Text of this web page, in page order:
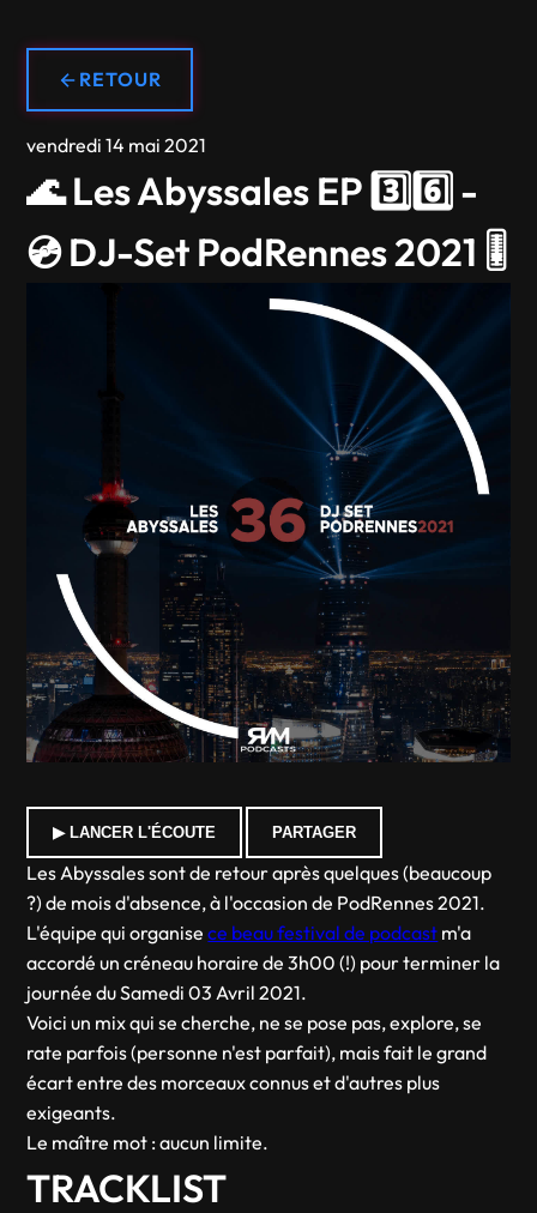
RETOUR
vendredi 14 mai 2021
🌊 Les Abyssales EP 3️⃣6️⃣ -
💿 DJ-Set PodRennes 2021 🎚️
▶ LANCER L'ÉCOUTE PARTAGER
Les Abyssales sont de retour après quelques (beaucoup
?) de mois d'absence, à l'occasion de PodRennes 2021.
L'équipe qui organisece beau festival de podcast m'a
accordé un créneau horaire de 3h00 (!) pour terminer la
journée du Samedi 03 Avril 2021.
Voici un mix qui se cherche, ne se pose pas, explore, se
rate parfois (personne n'est parfait), mais fait le grand
écart entre des morceaux connus et d'autres plus
exigeants.
Le maître mot : aucun limite.
TRACKLIST